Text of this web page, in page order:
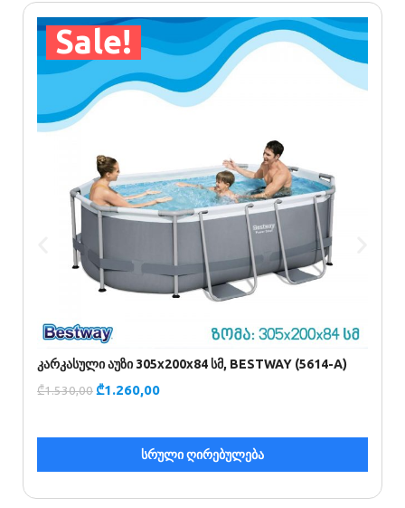
Sale!
კარკასული აუზი 305х200х84 სმ, BESTWAY (5614-A)
₾1.530,00₾1.260,00
სრული ღირებულება